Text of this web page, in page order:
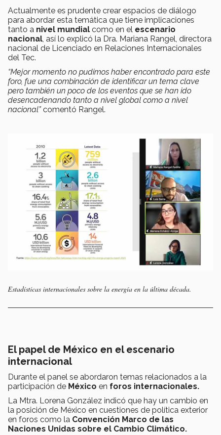
Actualmente es prudente crear espacios de diálogo
para abordar esta temática que tiene implicaciones
tanto a nivel mundial como en el escenario
nacional, así lo explicó la Dra. Mariana Rangel, directora
nacional de Licenciado en Relaciones Internacionales
del Tec.
“Mejor momento no pudimos haber encontrado para este
foro, fue una combinación de identificar un tema clave
pero también un poco de los eventos que se han ido
desencadenando tanto a nivel global como a nivel
nacional”comentó Rangel.
Estadísticas internacionales sobre la energía en la última década.
El papel de México en el escenario
internacional
Durante el panel se abordaron temas relacionados a la
participación de México en foros internacionales.
La Mtra. Lorena González indicó que hay un cambio en
la posición de México en cuestiones de política exterior
en foros como la Convención Marco de las
Naciones Unidas sobre el Cambio Climático.